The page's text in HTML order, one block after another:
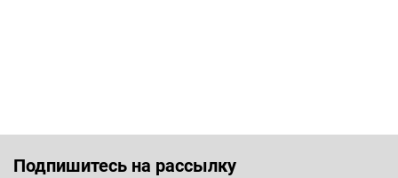
Подпишитесь на рассылку